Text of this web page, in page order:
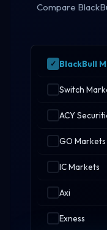
Compare
BlackBull
Switch
ACY
GO Markets
IC Markets
Axi
Exness